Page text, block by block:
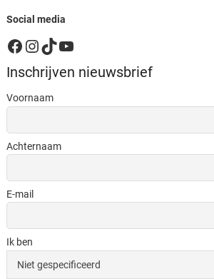
Social media
Facebook
Instagram
TikTok
YouTube
Inschrijven nieuwsbrief
Voornaam
Achternaam
E-mail
Ik ben